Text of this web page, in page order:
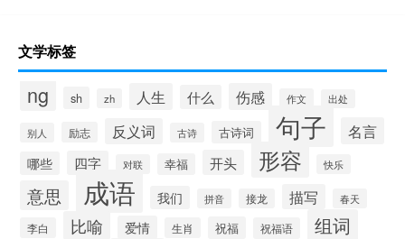
文学标签
ng sh zh 人生 什么 伤感 作文 出处
别人 励志 反义词 古诗 古诗词 句子 名言
哪些 四字 对联 幸福 开头 形容 快乐
意思 成语 我们 拼音 接龙 描写 春天
李白 比喻 爱情 生肖 祝福 祝福语 组词